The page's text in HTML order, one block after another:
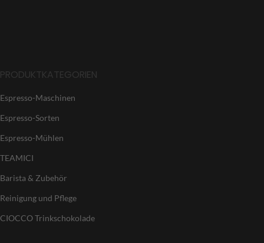
PRODUKTKATEGORIEN
Espresso-Maschinen
Espresso-Sorten
Espresso-Mühlen
TEAMICI
Barista & Zubehör
Reinigung und Pflege
CIOCCO Trinkschokolade